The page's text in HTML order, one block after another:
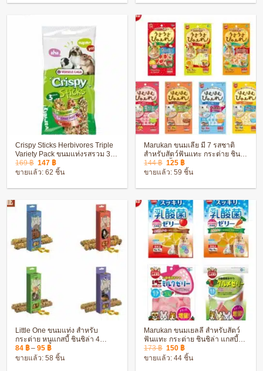
179 ฿
147 ฿
Crispy Sticks Herbivores Triple
Variety Pack ขนมแท่งรสรวม 3
รส ขนมสำหรับเเทะเล่นลับฟัน
กระต่าย ชินชิล่า
169฿ Original
price
was:
147 ฿Current
price
is:
ขายแล้ว: 62 ชิ้น
Marukan ขนมเลีย มี 7 รสชาติ
สำหรับสัตว์ฟันแทะ กระต่าย ชินชิ
ล่า แกสบี้ แฮมสเตอร์
144฿ Original
price
was:
125 ฿Current
price
is:
ขายแล้ว: 59 ชิ้น
Little One ขนมแท่ง สำหรับ
กระต่าย หนูแกสบี้ ชินชิล่า 4
รสชาติ ช่วยลับฟัน
84 ฿ – 95 ฿Price
range:
84 ฿
ขายแล้ว: 58 ชิ้น
Marukan ขนมเยลลี่ สำหรับสัตว์
ฟันแทะ กระต่าย ชินชิล่า แกสบี้
แฮมสเตอร์
173฿ Original
price
was:
150 ฿Current
price
is:
ขายแล้ว: 44 ชิ้น